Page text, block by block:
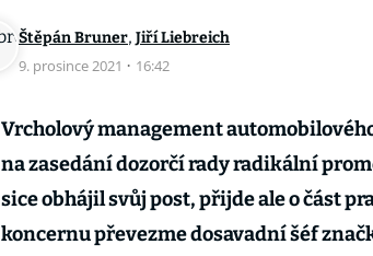
Štěpán Bruner, Jiří Liebreich
9. prosince 2021 · 16:42
Vrcholový management
na zasedání dozorčí rady radikální
sice obhájil svůj post, přijde ale o část
koncernu převezme dosavadní šéf